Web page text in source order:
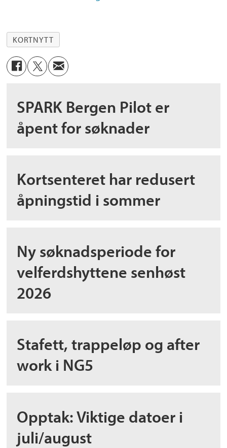
KORTNYTT
SPARK Bergen Pilot er
åpent for søknader
Kortsenteret har redusert
åpningstid i sommer
Ny søknadsperiode for
velferdshyttene senhøst
2026
Stafett, trappeløp og after
work i NG5
Opptak: Viktige datoer i
juli/august